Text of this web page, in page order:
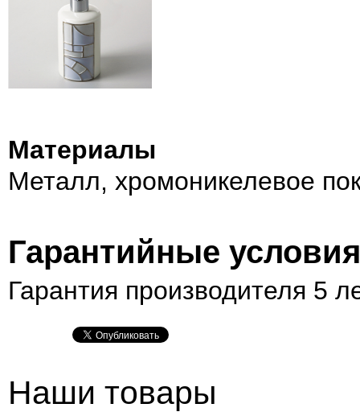
Материалы
Металл, хромоникелевое
Гарантийные условия
Гарантия производителя 5
Наши товары